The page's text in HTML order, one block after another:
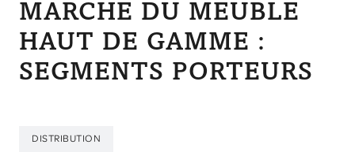
MARCHE DU MEUBLE
HAUT DE GAMME :
SEGMENTS PORTEURS
DISTRIBUTION